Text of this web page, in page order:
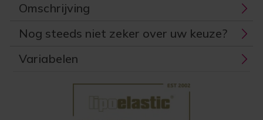
Omschrijving
Nog steeds niet zeker over uw keuze?
Variabelen